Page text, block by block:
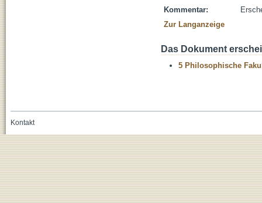
Kommentar:
Zur Langanzeige
Das Dokument
5 Philosophische
Kontakt